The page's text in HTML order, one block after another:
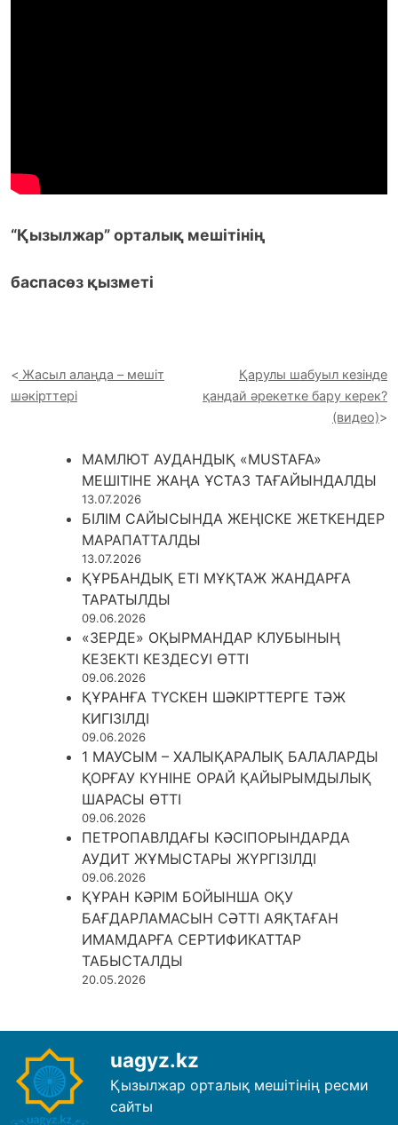
“Қызылжар” орталық мешітінің
баспасөз қызметі
Жасыл алаңда – мешіт
шәкірттері
Қарулы шабуыл кезінде
қандай әрекетке бару керек?
(видео)
МАМЛЮТ АУДАНДЫҚ «MUSTAFA»
МЕШІТІНЕ ЖАҢА ҰСТАЗ ТАҒАЙЫНДАЛДЫ
13.07.2026
БІЛІМ САЙЫСЫНДА ЖЕҢІСКЕ ЖЕТКЕНДЕР
МАРАПАТТАЛДЫ
13.07.2026
ҚҰРБАНДЫҚ ЕТІ МҰҚТАЖ ЖАНДАРҒА
ТАРАТЫЛДЫ
09.06.2026
«ЗЕРДЕ» ОҚЫРМАНДАР КЛУБЫНЫҢ
КЕЗЕКТІ КЕЗДЕСУІ ӨТТІ
09.06.2026
ҚҰРАНҒА ТҮСКЕН ШӘКІРТТЕРГЕ ТӘЖ
КИГІЗІЛДІ
09.06.2026
1 МАУСЫМ – ХАЛЫҚАРАЛЫҚ БАЛАЛАРДЫ
ҚОРҒАУ КҮНІНЕ ОРАЙ ҚАЙЫРЫМДЫЛЫҚ
ШАРАСЫ ӨТТІ
09.06.2026
ПЕТРОПАВЛДАҒЫ КӘСІПОРЫНДАРДА
АУДИТ ЖҰМЫСТАРЫ ЖҮРГІЗІЛДІ
09.06.2026
ҚҰРАН КӘРІМ БОЙЫНША ОҚУ
БАҒДАРЛАМАСЫН СӘТТІ АЯҚТАҒАН
ИМАМДАРҒА СЕРТИФИКАТТАР
ТАБЫСТАЛДЫ
20.05.2026
uagyz.kz
Қызылжар орталық мешітінің ресми
сайты